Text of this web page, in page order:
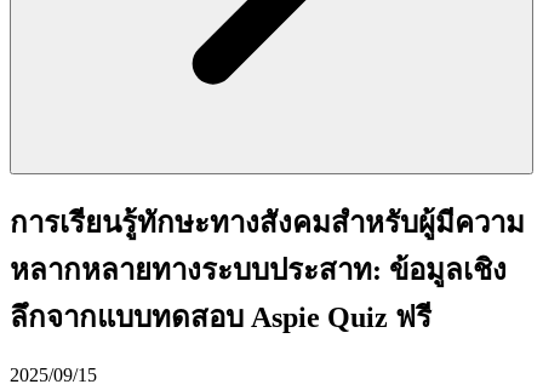
การเรียนรู้ทักษะทางสังคมสำหรับผู้มีความ
หลากหลายทางระบบประสาท: ข้อมูลเชิง
ลึกจากแบบทดสอบ Aspie Quiz ฟรี
2025/09/15